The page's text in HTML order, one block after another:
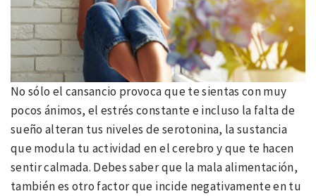
No sólo el cansancio provoca que te sientas con muy
pocos ánimos, el estrés constante e incluso la falta de
sueño alteran tus niveles de serotonina, la sustancia
que modula tu actividad en el cerebro y que te hacen
sentir calmada. Debes saber que la mala alimentación,
también es otro factor que incide negativamente en tu